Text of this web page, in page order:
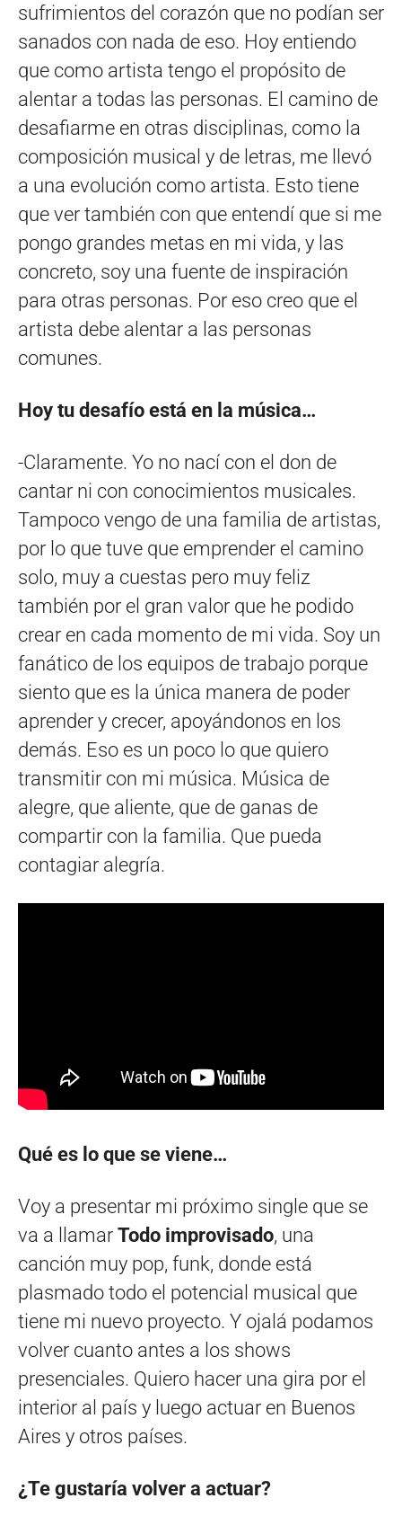
sufrimientos del corazón que no podían ser
sanados con nada de eso. Hoy entiendo
que como artista tengo el propósito de
alentar a todas las personas. El camino de
desafiarme en otras disciplinas, como la
composición musical y de letras, me llevó
a una evolución como artista. Esto tiene
que ver también con que entendí que si me
pongo grandes metas en mi vida, y las
concreto, soy una fuente de inspiración
para otras personas. Por eso creo que el
artista debe alentar a las personas
comunes.
Hoy tu desafío está en la música…
-Claramente. Yo no nací con el don de
cantar ni con conocimientos musicales.
Tampoco vengo de una familia de artistas,
por lo que tuve que emprender el camino
solo, muy a cuestas pero muy feliz
también por el gran valor que he podido
crear en cada momento de mi vida. Soy un
fanático de los equipos de trabajo porque
siento que es la única manera de poder
aprender y crecer, apoyándonos en los
demás. Eso es un poco lo que quiero
transmitir con mi música. Música de
alegre, que aliente, que de ganas de
compartir con la familia. Que pueda
contagiar alegría.
Qué es lo que se viene…
Voy a presentar mi próximo single que se
va a llamar Todo improvisado, una
canción muy pop, funk, donde está
plasmado todo el potencial musical que
tiene mi nuevo proyecto. Y ojalá podamos
volver cuanto antes a los shows
presenciales. Quiero hacer una gira por el
interior al país y luego actuar en Buenos
Aires y otros países.
¿Te gustaría volver a actuar?